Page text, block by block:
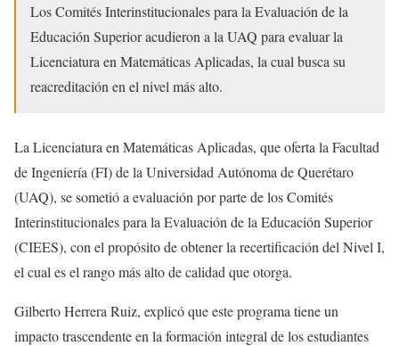
Los Comités Interinstitucionales para la Evaluación de la
Educación Superior acudieron a la UAQ para evaluar la
Licenciatura en Matemáticas Aplicadas, la cual busca su
reacreditación en el nivel más alto.
La Licenciatura en Matemáticas Aplicadas, que oferta la Facultad
de Ingeniería (FI) de la Universidad Autónoma de Querétaro
(UAQ), se sometió a evaluación por parte de los Comités
Interinstitucionales para la Evaluación de la Educación Superior
(CIEES), con el propósito de obtener la recertificación del Nivel I,
el cual es el rango más alto de calidad que otorga.
Gilberto Herrera Ruiz, explicó que este programa tiene un
impacto trascendente en la formación integral de los estudiantes